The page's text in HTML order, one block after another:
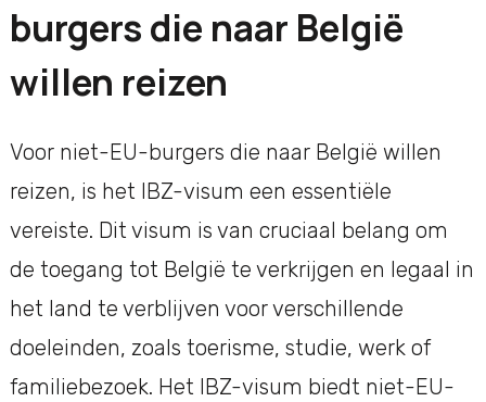
burgers die naar België
willen reizen
Voor niet-EU-burgers die naar België willen
reizen, is het IBZ-visum een essentiële
vereiste. Dit visum is van cruciaal belang om
de toegang tot België te verkrijgen en legaal in
het land te verblijven voor verschillende
doeleinden, zoals toerisme, studie, werk of
familiebezoek. Het IBZ-visum biedt niet-EU-